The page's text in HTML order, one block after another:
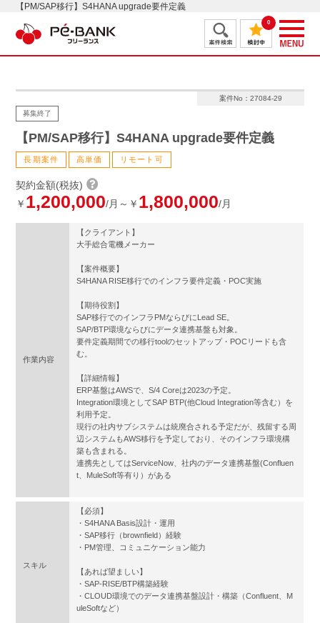
【PM/SAP移行】S4HANA upgrade要件定義
0
案件No：27084-29
募集終了
【PM/SAP移行】S4HANA upgrade要件定義
長期案件 高単価 リモート可
契約金額(税抜)
￥ 1,200,000/月～￥ 1,800,000/月
作業内容
【クライアント】
大手総合電機メーカー
【案件概要】
S4HANA RISE移行でのインフラ要件定義・POC実施
【期待役割】
SAP移行でのインフラPMならびにLead SE。
SAP/BTP環境ならびにデータ連携基盤も対象。
要件定義期間での移行toolのセットアップ・POCリードも含
む。
【詳細情報】
ERP基盤はAWSで、S/4 Coreは2023の予定。
Integration環境としてSAP BTP(他Cloud Integration等含む）を
利用予定。
現行の社内サブシステムは統廃合される予定だが、残留する周
辺システムもAWS移行を予定しており、そのインフラ環境構
築も含まれる。
連携先としてはServiceNow、社内のデータ連携基盤(Confluen
t、MuleSoft等有り）がある
スキル
【必須】
・S4HANA Basis設計・運用
・SAP移行（brownfield）経験
・PM管理、コミュニケーション能力
【あれば望ましい】
・SAP-RISE/BTP構築経験
・CLOUD環境でのデータ連携基盤設計・構築（Confluent、M
uleSoftなど）